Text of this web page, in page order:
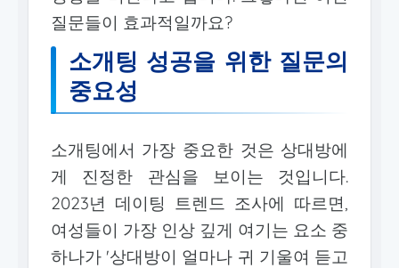
질문들이 효과적일까요?
소개팅 성공을 위한 질문의
중요성
소개팅에서 가장 중요한 것은 상대방에
게 진정한 관심을 보이는 것입니다.
2023년 데이팅 트렌드 조사에 따르면,
여성들이 가장 인상 깊게 여기는 요소 중
하나가 '상대방이 얼마나 귀 기울여 듣고